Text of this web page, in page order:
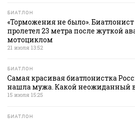
БИАТЛОН
«Торможения не было». Биатлонист
пролетел 23 метра после жуткой
мотоциклом
21 июля 13:52
БИАТЛОН
Самая красивая биатлонистка
нашла мужа. Какой неожиданный
15 июля 15:25
БИАТЛОН